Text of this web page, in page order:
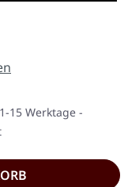
15 Werktage -